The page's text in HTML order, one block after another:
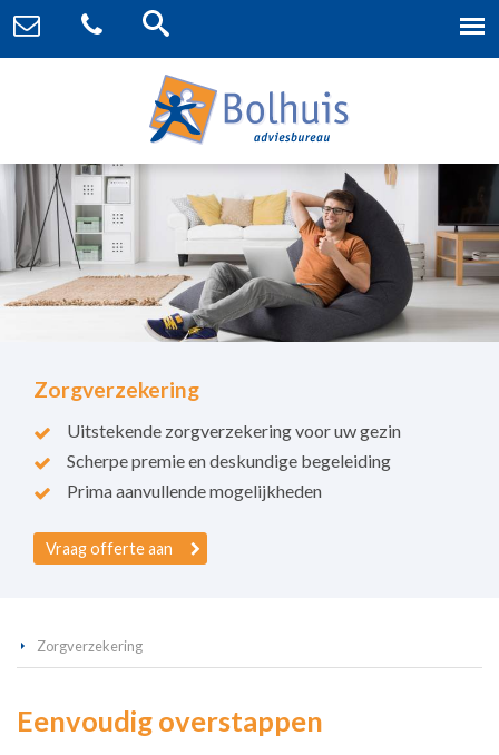
Zorgverzekering
Uitstekende zorgverzekering voor uw gezin
Scherpe premie en deskundige begeleiding
Prima aanvullende mogelijkheden
Vraag offerte aan
Zorgverzekering
Eenvoudig overstappen